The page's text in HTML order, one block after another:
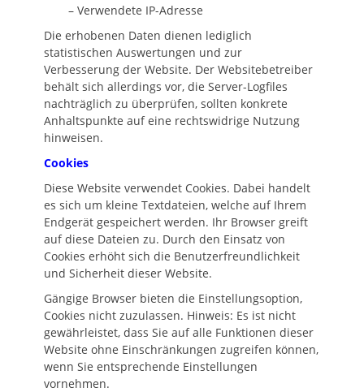
– Verwendete IP-Adresse
Die erhobenen Daten dienen lediglich
statistischen Auswertungen und zur
Verbesserung der Website. Der Websitebetreiber
behält sich allerdings vor, die Server-Logfiles
nachträglich zu überprüfen, sollten konkrete
Anhaltspunkte auf eine rechtswidrige Nutzung
hinweisen.
Cookies
Diese Website verwendet Cookies. Dabei handelt
es sich um kleine Textdateien, welche auf Ihrem
Endgerät gespeichert werden. Ihr Browser greift
auf diese Dateien zu. Durch den Einsatz von
Cookies erhöht sich die Benutzerfreundlichkeit
und Sicherheit dieser Website.
Gängige Browser bieten die Einstellungsoption,
Cookies nicht zuzulassen. Hinweis: Es ist nicht
gewährleistet, dass Sie auf alle Funktionen dieser
Website ohne Einschränkungen zugreifen können,
wenn Sie entsprechende Einstellungen
vornehmen.